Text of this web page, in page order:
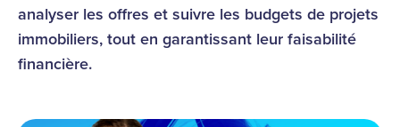
analyser les offres et suivre les budgets de projets
immobiliers, tout en garantissant leur faisabilité
financière.